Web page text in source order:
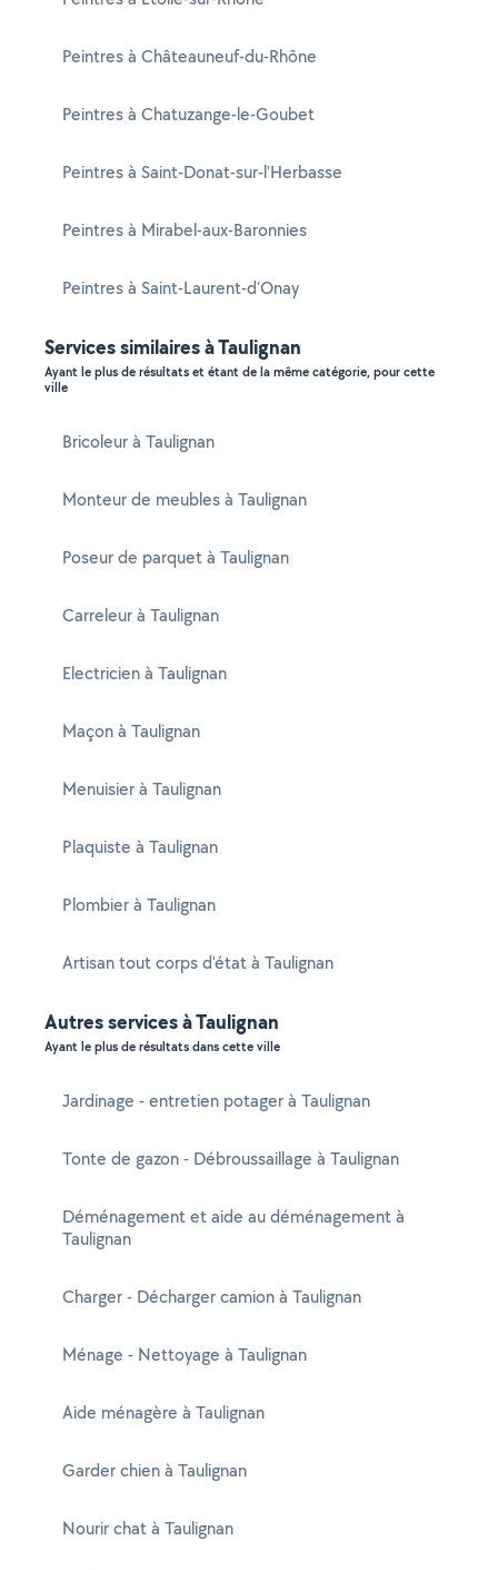
Peintres à Châteauneuf-du-Rhône
Peintres à Chatuzange-le-Goubet
Peintres à Saint-Donat-sur-l'Herbasse
Peintres à Mirabel-aux-Baronnies
Peintres à Saint-Laurent-d'Onay
Services similaires à Taulignan
Ayant le plus de résultats et étant de la même catégorie, pour cette
ville
Bricoleur à Taulignan
Monteur de meubles à Taulignan
Poseur de parquet à Taulignan
Carreleur à Taulignan
Electricien à Taulignan
Maçon à Taulignan
Menuisier à Taulignan
Plaquiste à Taulignan
Plombier à Taulignan
Artisan tout corps d'état à Taulignan
Autres services à Taulignan
Ayant le plus de résultats dans cette ville
Jardinage - entretien potager à Taulignan
Tonte de gazon - Débroussaillage à Taulignan
Déménagement et aide au déménagement à
Taulignan
Charger - Décharger camion à Taulignan
Ménage - Nettoyage à Taulignan
Aide ménagère à Taulignan
Garder chien à Taulignan
Nourir chat à Taulignan